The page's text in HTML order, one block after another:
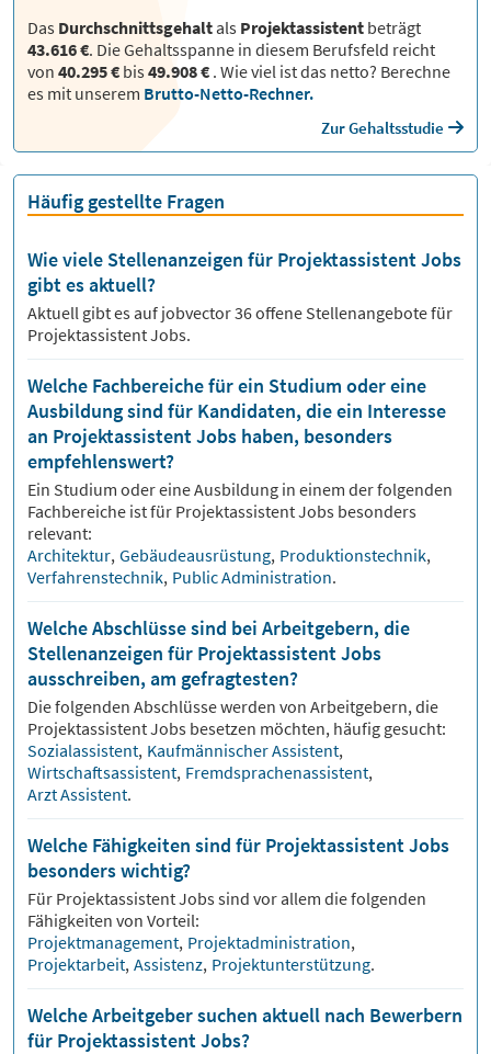
Das Durchschnittsgehaltals Projektassistent beträgt
43.616 €. Die Gehaltsspanne in diesem Berufsfeld reicht
von 40.295 € bis49.908 € . Wie viel ist das netto? Berechne
es mit unserem Brutto-Netto-Rechner.
Zur Gehaltsstudie
Häufig gestellte Fragen
Wie viele Stellenanzeigen für Projektassistent Jobs
gibt es aktuell?
Aktuell gibt es auf jobvector36offene Stellenangebote für
Projektassistent Jobs.
Welche Fachbereiche für ein Studium oder eine
Ausbildung sind für Kandidaten, die ein Interesse
an Projektassistent Jobs haben, besonders
empfehlenswert?
Ein Studium oder eine Ausbildung in einem der folgenden
Fachbereiche ist für ProjektassistentJobs besonders
relevant:
Architektur, Gebäudeausrüstung, Produktionstechnik,
Verfahrenstechnik, Public Administration.
Welche Abschlüsse sind bei Arbeitgebern, die
Stellenanzeigen für Projektassistent Jobs
ausschreiben, am gefragtesten?
Die folgenden Abschlüsse werden von Arbeitgebern, die
ProjektassistentJobs besetzen möchten, häufig gesucht:
Sozialassistent, Kaufmännischer Assistent,
Wirtschaftsassistent, Fremdsprachenassistent,
Arzt Assistent.
Welche Fähigkeiten sind für Projektassistent Jobs
besonders wichtig?
Für ProjektassistentJobs sind vor allem die folgenden
Fähigkeiten von Vorteil:
Projektmanagement, Projektadministration,
Projektarbeit, Assistenz, Projektunterstützung.
Welche Arbeitgeber suchen aktuell nach Bewerbern
für Projektassistent Jobs?